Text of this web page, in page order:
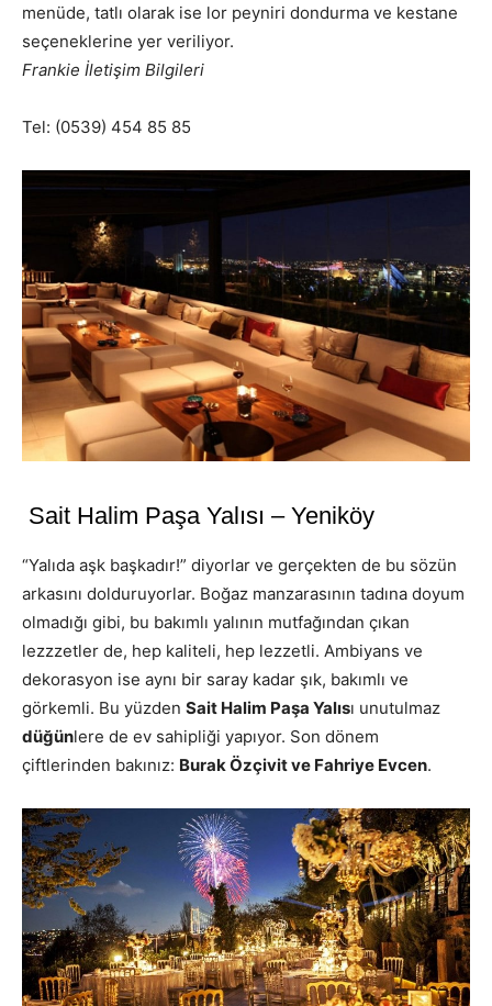
menüde, tatlı olarak ise lor peyniri dondurma ve kestane
seçeneklerine yer veriliyor.
Frankie İletişim Bilgileri
Tel: (0539) 454 85 85
Sait Halim Paşa Yalısı – Yeniköy
“Yalıda aşk başkadır!” diyorlar ve gerçekten de bu sözün
arkasını dolduruyorlar. Boğaz manzarasının tadına doyum
olmadığı gibi, bu bakımlı yalının mutfağından çıkan
lezzzetler de, hep kaliteli, hep lezzetli. Ambiyans ve
dekorasyon ise aynı bir saray kadar şık, bakımlı ve
görkemli. Bu yüzden Sait Halim Paşa Yalısı unutulmaz
düğünlere de ev sahipliği yapıyor. Son dönem
çiftlerinden bakınız: Burak Özçivit ve Fahriye Evcen.